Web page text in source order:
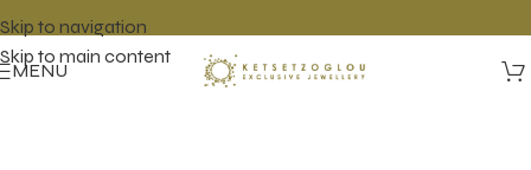
Skip to navigation
Skip to main content
MENU